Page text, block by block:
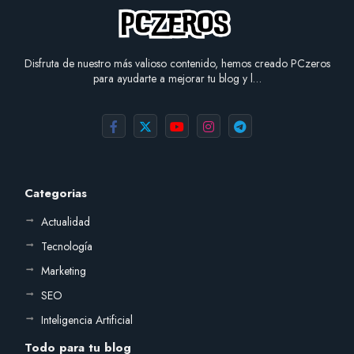
Disfruta de nuestro más valioso contenido, hemos creado PCzeros
para ayudarte a mejorar tu blog y l…
Categorias
Actualidad
Tecnología
Marketing
SEO
Inteligencia Artificial
Todo para tu blog